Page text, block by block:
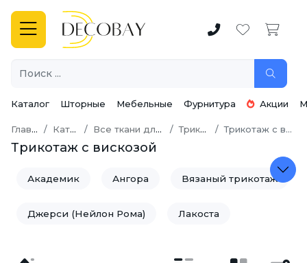
Каталог Шторные Мебельные Фурнитура Акции
Главная Каталог Все ткани для шитья Трикотаж Трикотаж с вискозой
Трикотаж с вискозой
Академик Ангора Вязаный трикотаж
Джерси (Нейлон Рома) Лакоста